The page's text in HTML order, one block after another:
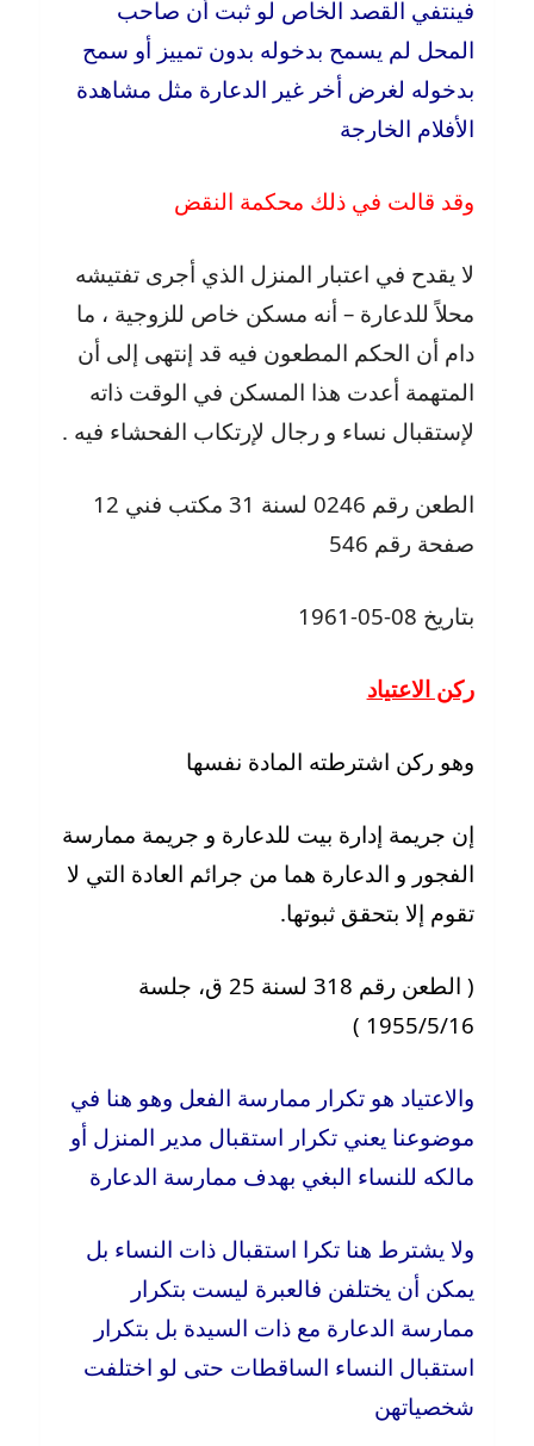
فينتفي القصد الخاص لو ثبت أن صاحب
المحل لم يسمح بدخوله بدون تمييز أو سمح
بدخوله لغرض أخر غير الدعارة مثل مشاهدة
الأفلام الخارجة
وقد قالت في ذلك محكمة النقض
لا يقدح في اعتبار المنزل الذي أجرى تفتيشه
محلاً للدعارة – أنه مسكن خاص للزوجية ، ما
دام أن الحكم المطعون فيه قد إنتهى إلى أن
المتهمة أعدت هذا المسكن في الوقت ذاته
لإستقبال نساء و رجال لإرتكاب الفحشاء فيه .
الطعن رقم 0246 لسنة 31 مكتب فني 12
صفحة رقم 546
بتاريخ 08-05-1961
ركن الاعتياد
وهو ركن اشترطته المادة نفسها
إن جريمة إدارة بيت للدعارة و جريمة ممارسة
الفجور و الدعارة هما من جرائم العادة التي لا
تقوم إلا بتحقق ثبوتها.
( الطعن رقم 318 لسنة 25 ق، جلسة
1955/5/16 )
والاعتياد هو تكرار ممارسة الفعل وهو هنا في
موضوعنا يعني تكرار استقبال مدير المنزل أو
مالكه للنساء البغي بهدف ممارسة الدعارة
ولا يشترط هنا تكرا استقبال ذات النساء بل
يمكن أن يختلفن فالعبرة ليست بتكرار
ممارسة الدعارة مع ذات السيدة بل بتكرار
استقبال النساء الساقطات حتى لو اختلفت
شخصياتهن